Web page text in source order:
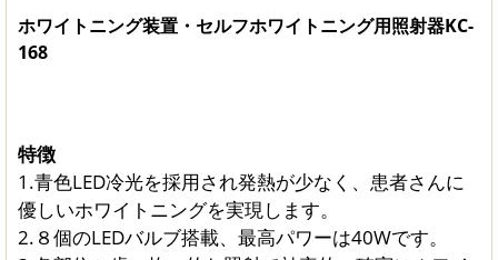
ホワイトニング装置・セルフホワイトニング用照射器KC-
168
特徴
1.青色LED冷光を採用され発熱が少なく、患者さんに
優しいホワイトニングを実現します。
2.８個のLEDバルブ搭載、最高パワーは40Wです。